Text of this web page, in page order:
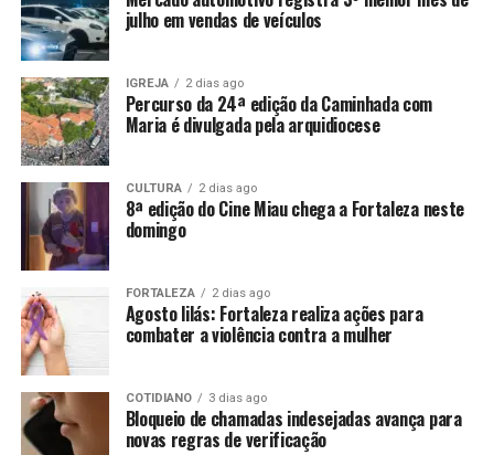
julho em vendas de veículos
IGREJA 2 dias ago
Percurso da 24ª edição da Caminhada com
Maria é divulgada pela arquidiocese
CULTURA 2 dias ago
8ª edição do Cine Miau chega a Fortaleza neste
domingo
FORTALEZA 2 dias ago
Agosto lilás: Fortaleza realiza ações para
combater a violência contra a mulher
COTIDIANO 3 dias ago
Bloqueio de chamadas indesejadas avança para
novas regras de verificação